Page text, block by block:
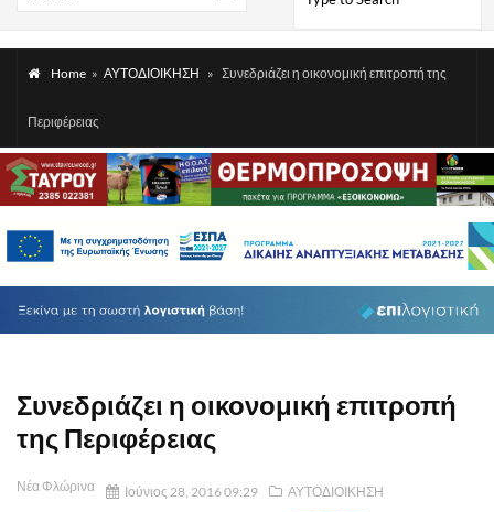
Home » ΑΥΤΟΔΙΟΙΚΗΣΗ » Συνεδριάζει η οικονομική επιτροπή της
Περιφέρειας
Συνεδριάζει η οικονομική επιτροπή
της Περιφέρειας
Νέα Φλώρινα Ιούνιος 28, 2016 09:29 ΑΥΤΟΔΙΟΙΚΗΣΗ